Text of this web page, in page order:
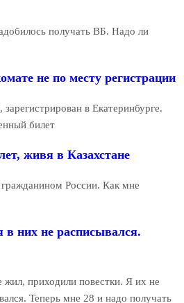
получать ВБ. Надо ли
не по месту регистрации
в Екатеринбурге.
билет
живя в Казахстане
России. Как мне
в них не расписывался.
жил, приходили повестки. Я их не
Теперь мне 28 и надо получать